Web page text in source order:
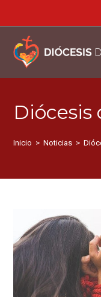
Diócesis
Inicio > Noticias >